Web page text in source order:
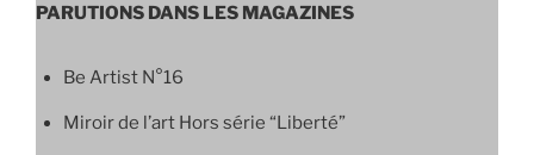
PARUTIONS DANS LES MAGAZINES
Be Artist N°16
Miroir de l’art Hors série “Liberté”